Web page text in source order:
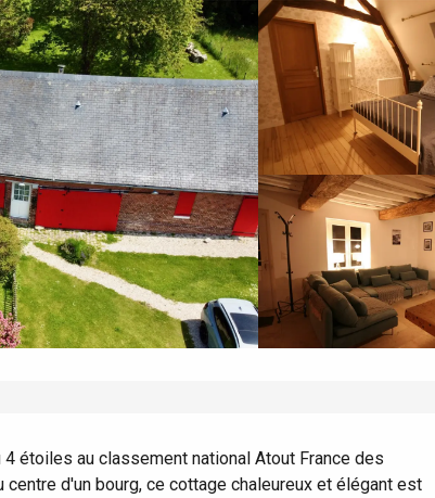
étoiles au classement national Atout France des
d'un bourg, ce cottage chaleureux et élégant est